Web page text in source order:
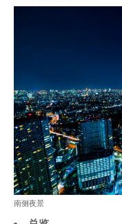
南侧夜景